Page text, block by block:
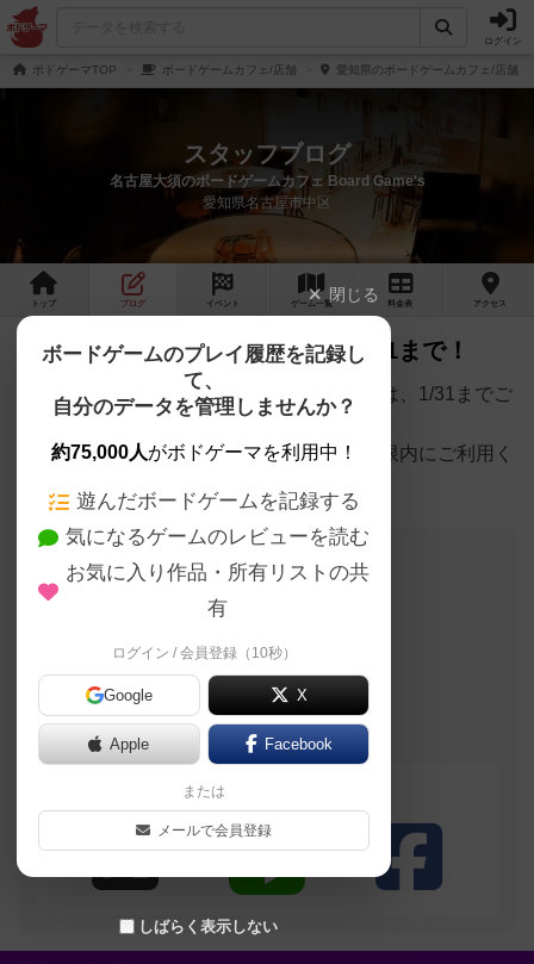
ログイン
ボドゲーマTOP ボードゲームカフェ/店舗 愛知県のボードゲームカフェ/店舗
スタッフブログ
名古屋大須のボードゲームカフェ Board Game's
愛知県名古屋市中区
トップ ブログ イベント ゲーム一覧 料金 表 アクセス
名古屋プレミアム商品券は明日1/31まで！
名古屋プレミアム商品券・金シャチマネーは、1/31までご
利用可能です。
当店でもお使いいただけますので、ぜひ期限内にご利用く
勇者
名古屋大須のボー
ドゲームカフェ
Board Game's
閉じる
ボードゲームのプレイ履歴を記録し
て、
自分のデータを管理しませんか？
約75,000人がボドゲーマを利用中！
遊んだボードゲームを記録する
気になるゲームのレビューを読む
お気に入り作品・所有リストの共
有
ログイン / 会員登録（10秒）
Google X
Apple Facebook
または
メールで会員登録
しばらく表示しない